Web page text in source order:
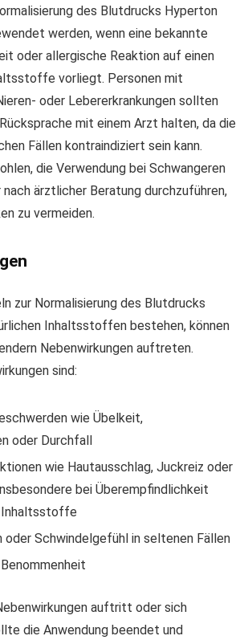
des Blutdrucks Hyperton
werden, wenn eine bekannte
oder allergische Reaktion auf einen
vorliegt. Personen mit
oder Lebererkrankungen sollten
mit einem Arzt halten, da die
Fällen kontraindiziert sein kann.
die Verwendung bei Schwangeren
ärztlicher Beratung durchzuführen,
zu vermeiden.
zur Normalisierung des Blutdrucks
Inhaltsstoffen bestehen, können
Nebenwirkungen auftreten.
sind:
wie Übelkeit,
oder Durchfall
wie Hautausschlag, Juckreiz oder
bei Überempfindlichkeit
Inhaltsstoffe
oder Schwindelgefühl in seltenen Fällen
auftritt oder sich
die Anwendung beendet und